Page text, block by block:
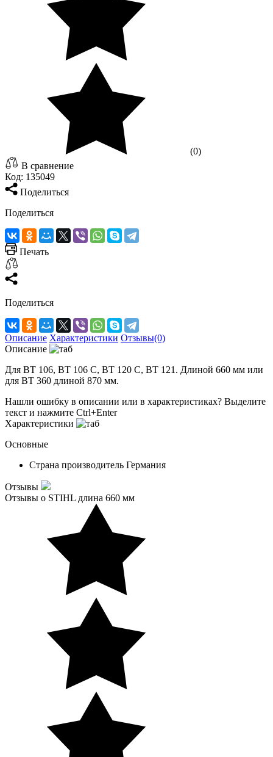
(0)
В сравнение
Код: 135049
Поделиться
Поделиться
Печать
Поделиться
Описание Характеристики Отзывы(0)
Описание
Для BT 106, BT 106 C, BT 120 C, BT 121. Длиной 660 мм или
для BT 360 длиной 870 мм.
Нашли ошибку в описании или в характеристиках? Выделите
текст и нажмите Ctrl+Enter
Характеристики
Основные
Страна производитель Германия
Отзывы
Отзывы о STIHL длина 660 мм